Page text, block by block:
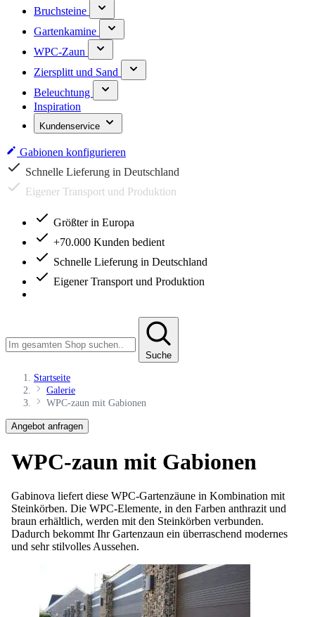
Bruchsteine
Gartenkamine
WPC-Zaun
Ziersplitt und Sand
Beleuchtung
Inspiration
Kundenservice
Gabionen konfigurieren
Eigener Transport und Produktion
+70.000 Kunden bedient
Schnelle Lieferung in Deutschland
Eigener Transport und Produktion
Suche
WPC-zaun mit Gabionen
Angebot anfragen
WPC-zaun mit Gabionen
braun erhältlich, werden mit den Steinkörben verbunden.
Dadurch bekommt Ihr Gartenzaun ein überraschend modernes
und sehr stilvolles Aussehen.